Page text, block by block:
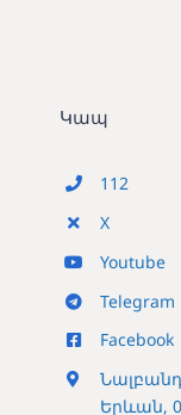
Կապ
112
X
Youtube
Telegram
Facebook
Երևան,